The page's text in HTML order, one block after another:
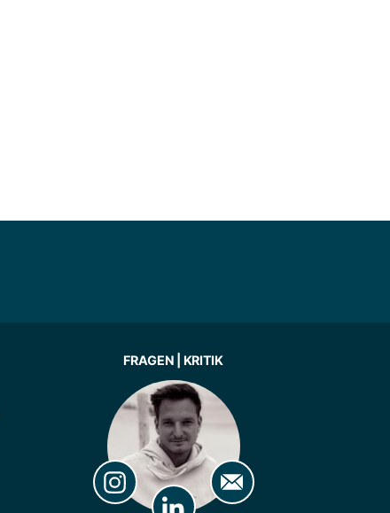
FRAGEN | KRITIK